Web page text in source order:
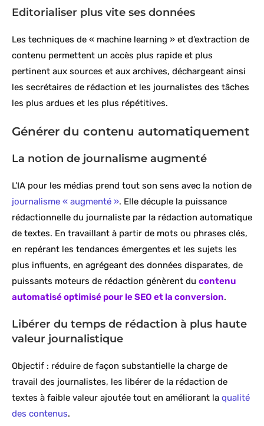
Editorialiser plus vite ses données
Les techniques de « machine learning » et d’extraction de
contenu permettent un accès plus rapide et plus
pertinent aux sources et aux archives, déchargeant ainsi
les secrétaires de rédaction et les journalistes des tâches
les plus ardues et les plus répétitives.
Générer du contenu automatiquement
La notion de journalisme augmenté
L’IA pour les médias prend tout son sens avec la notion de
journalisme « augmenté ». Elle décuple la puissance
rédactionnelle du journaliste par la rédaction automatique
de textes. En travaillant à partir de mots ou phrases clés,
en repérant les tendances émergentes et les sujets les
plus influents, en agrégeant des données disparates, de
puissants moteurs de rédaction génèrent du contenu
automatisé optimisé pour le SEO et la conversion.
Libérer du temps de rédaction à plus haute
valeur journalistique
Objectif : réduire de façon substantielle la charge de
travail des journalistes, les libérer de la rédaction de
textes à faible valeur ajoutée tout en améliorant la qualité
des contenus.